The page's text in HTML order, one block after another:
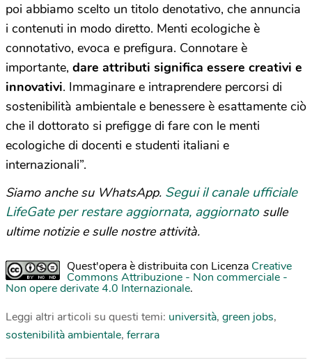
poi abbiamo scelto un titolo denotativo, che annuncia
i contenuti in modo diretto. Menti ecologiche è
connotativo, evoca e prefigura. Connotare è
importante, dare attributi significa essere creativi e
innovativi. Immaginare e intraprendere percorsi di
sostenibilità ambientale e benessere è esattamente ciò
che il dottorato si prefigge di fare con le menti
ecologiche di docenti e studenti italiani e
internazionali”.
Siamo anche su WhatsApp. Segui il canale ufficiale
LifeGate per restare aggiornata, aggiornato sulle
ultime notizie e sulle nostre attività.
Quest'opera è distribuita con Licenza Creative
Commons Attribuzione - Non commerciale -
Non opere derivate 4.0 Internazionale.
Leggi altri articoli su questi temi: università, green jobs,
sostenibilità ambientale, ferrara